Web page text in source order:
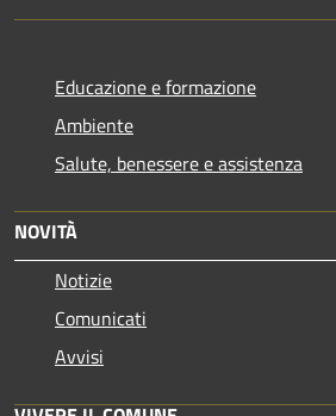
Educazione e formazione
Ambiente
Salute, benessere e assistenza
NOVITÀ
Notizie
Comunicati
Avvisi